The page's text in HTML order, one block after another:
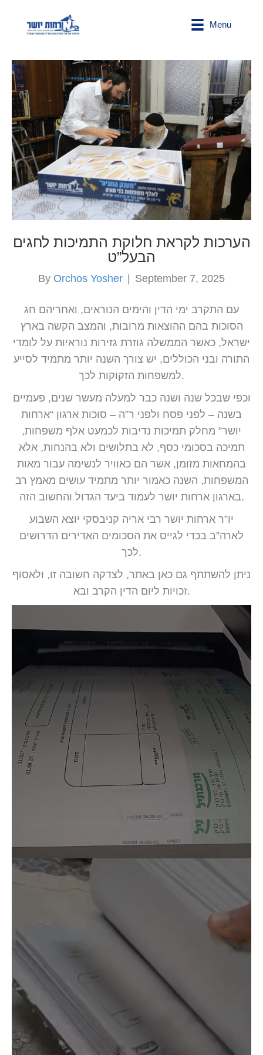
Menu
הערכות לקראת חלוקת התמיכות לחגים
הבעל”ט
By Orchos Yosher September 7, 2025
עם התקרב ימי הדין והימים הנוראים, ואחריהם חג
הסוכות בהם ההוצאות מרובות, והמצב הקשה בארץ
ישראל, כאשר הממשלה גוזרת גזירות נוראיות על לומדי
התורה ובני הכוללים, יש צורך השנה יותר מתמיד לסייע
למשפחות הזקוקות לכך.
וכפי שבכל שנה ושנה כבר למעלה מעשר שנים, פעמיים
בשנה – לפני פסח ולפני ר”ה – סוכות ארגון “ארחות
יושר” מחלק תמיכות נדיבות לכמעט אלף משפחות,
תמיכה בסכומי כסף, לא בתלושים ולא בהנחות, אלא
בהמחאות מזומן, אשר הם כאוויר לנשימה עבור מאות
המשפחות, השנה כאמור יותר מתמיד עושים מאמץ רב
בארגון ארחות יושר לעמוד ביעד הגדול והחשוב הזה.
יו”ר ארחות יושר רבי אריה קניבסקי יוצא השבוע
לארה”ב בכדי לגייס את הסכומים האדירים הדרושים
לכך.
ניתן להשתתף גם כאן באתר, לצדקה חשובה זו, ולאסוף
זכויות ליום הדין הקרב ובא.